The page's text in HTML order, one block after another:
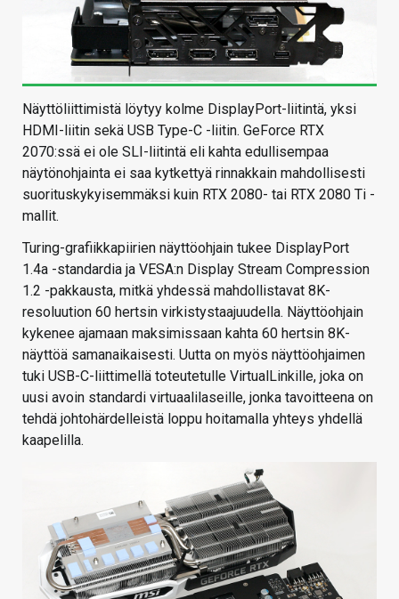
Näyttöliittimistä löytyy kolme DisplayPort-liitintä, yksi
HDMI-liitin sekä USB Type-C -liitin. GeForce RTX
2070:ssä ei ole SLI-liitintä eli kahta edullisempaa
näytönohjainta ei saa kytkettyä rinnakkain mahdollisesti
suorituskykyisemmäksi kuin RTX 2080- tai RTX 2080 Ti -
mallit.
Turing-grafiikkapiirien näyttöohjain tukee DisplayPort
1.4a -standardia ja VESA:n Display Stream Compression
1.2 -pakkausta, mitkä yhdessä mahdollistavat 8K-
resoluution 60 hertsin virkistystaajuudella. Näyttöohjain
kykenee ajamaan maksimissaan kahta 60 hertsin 8K-
näyttöä samanaikaisesti. Uutta on myös näyttöohjaimen
tuki USB-C-liittimellä toteutetulle VirtualLinkille, joka on
uusi avoin standardi virtuaalilaseille, jonka tavoitteena on
tehdä johtohärdelleistä loppu hoitamalla yhteys yhdellä
kaapelilla.